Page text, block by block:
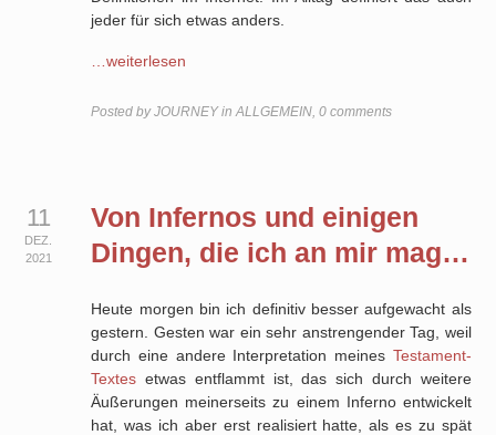
jeder für sich etwas anders.
…weiterlesen
Posted by JOURNEY in ALLGEMEIN,0 comments
11
DEZ.
2021
Von Infernos und einigen
Dingen, die ich an mir mag…
Heute morgen bin ich definitiv besser aufgewacht als
gestern. Gesten war ein sehr anstrengender Tag, weil
durch eine andere Interpretation meines Testament-
Textes etwas entflammt ist, das sich durch weitere
Äußerungen meinerseits zu einem Inferno entwickelt
hat, was ich aber erst realisiert hatte, als es zu spät